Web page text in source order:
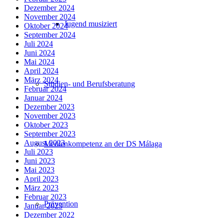
Jugend musiziert
Studien- und Berufsberatung
Medienkompetenz an der DS Málaga
Prävention
Dezember 2024
November 2024
Oktober 2024
September 2024
Juli 2024
Juni 2024
Mai 2024
April 2024
März 2024
Februar 2024
Januar 2024
Dezember 2023
November 2023
Oktober 2023
September 2023
August 2023
Juli 2023
Juni 2023
Mai 2023
April 2023
März 2023
Februar 2023
Januar 2023
Dezember 2022